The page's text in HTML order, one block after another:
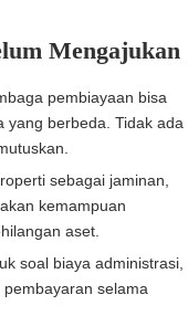
Mengajukan
pembiayaan bisa
yang berbeda. Tidak ada
sebagai jaminan,
kemampuan
aset.
soal biaya administrasi,
selama